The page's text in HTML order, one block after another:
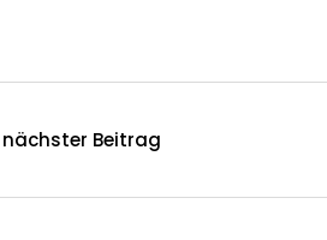
nächster Beitrag